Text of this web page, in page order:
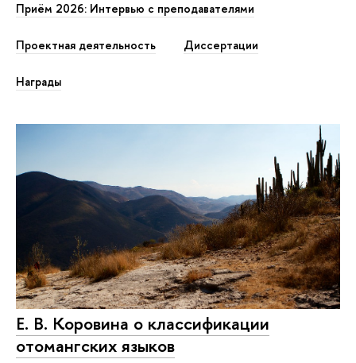
Приём 2026: Интервью с преподавателями
Проектная деятельность Диссертации
Награды
Е. В. Коровина о классификации
отомангских языков